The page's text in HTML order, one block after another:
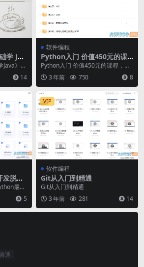
学 Jav
Java》是
课程，
14
软件编程
Python入门 价值450元的课
程，七周成为数据分析师
Python入门 价值450元的课程，七
周成为数据分析师
3 年前 750 8
脱产
最早
课程，
5
VIP
软件编程
Git从入门到精通
Git从入门到精通
3 年前
281 14
普通